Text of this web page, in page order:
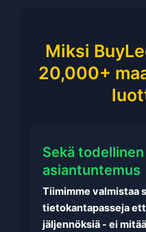
Miksi
20,000+
Sekä
asiantuntemus
Tiimimme valmistaa
tietokantapasseja
jäljennöksiä - ei